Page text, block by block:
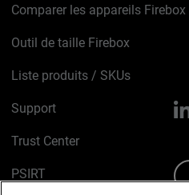
Comparer les appareils Firebox
Outil de taille Firebox
Liste produits / SKUs
Support
Trust Center
PSIRT